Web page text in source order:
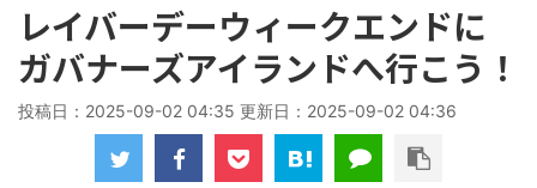
レイバーデーウィークエンドに
ガバナーズアイランドへ行こう！
投稿日：2025-09-02 04:35 更新日： 2025-09-02 04:36